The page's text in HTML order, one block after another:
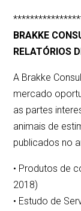
BRAKKE
RELATÓRIOS
A Brakke
mercado
as partes
animais de
publicados no
• Produtos de
2018)
• Estudo de